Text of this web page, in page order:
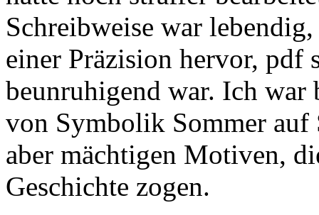
Schreibweise war
einer Präzision hervor, pdf
beunruhigend war. Ich war
von Symbolik Sommer auf
aber mächtigen Motiven,
Geschichte zogen.